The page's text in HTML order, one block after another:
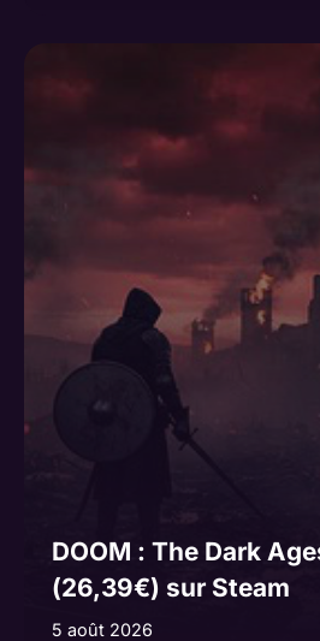
DOOM : The Dark
(26,39€) sur Steam
5 août 2026